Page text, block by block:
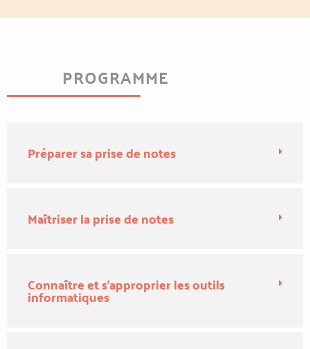
PROGRAMME
Préparer sa prise de notes
Maîtriser la prise de notes
Connaître et s’approprier les outils
informatiques